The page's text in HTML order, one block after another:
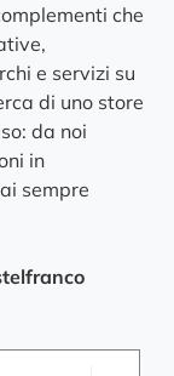
che
e servizi su
di uno store
da noi
in
sempre